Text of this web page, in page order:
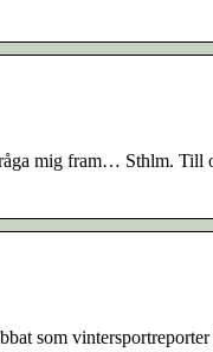
mig fram… Sthlm. Till
som